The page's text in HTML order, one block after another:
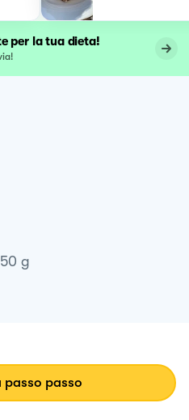
per la tua dieta!
g
passo passo